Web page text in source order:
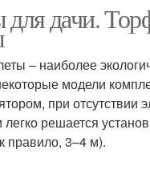
для дачи.
– наиболее
модели
при отсутствии
решается
правило, 3–4 м).